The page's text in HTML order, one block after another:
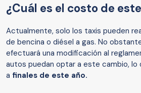
¿Cuál es el costo de
Actualmente, solo los taxis pueden
de bencina o diésel a gas. No
efectuará una modificación al
autos puedan optar a este cambio,
a finales de este año.